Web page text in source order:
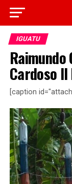
IGUATU
Raimundo
Cardoso
[caption